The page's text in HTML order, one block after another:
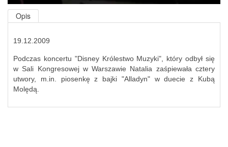
Opis
19.12.2009
Podczas koncertu "Disney Królestwo Muzyki", który odbył się
w Sali Kongresowej w Warszawie Natalia zaśpiewała cztery
utwory, m.in. piosenkę z bajki "Alladyn" w duecie z Kubą
Molędą.